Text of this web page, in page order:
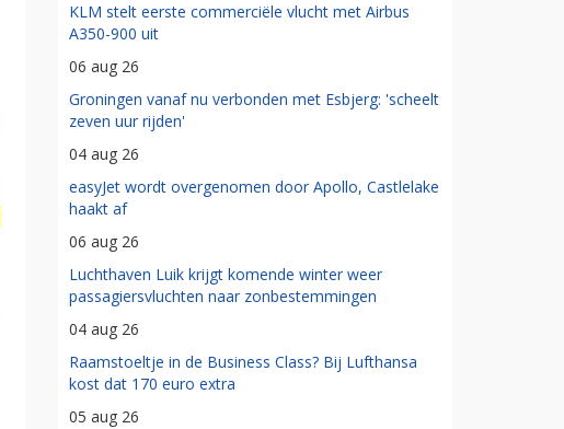
KLM stelt eerste commerciële vlucht met Airbus
A350-900 uit
06 aug 26
Groningen vanaf nu verbonden met Esbjerg: 'scheelt
zeven uur rijden'
04 aug 26
easyJet wordt overgenomen door Apollo, Castlelake
haakt af
06 aug 26
Luchthaven Luik krijgt komende winter weer
passagiersvluchten naar zonbestemmingen
04 aug 26
Raamstoeltje in de Business Class? Bij Lufthansa
kost dat 170 euro extra
05 aug 26